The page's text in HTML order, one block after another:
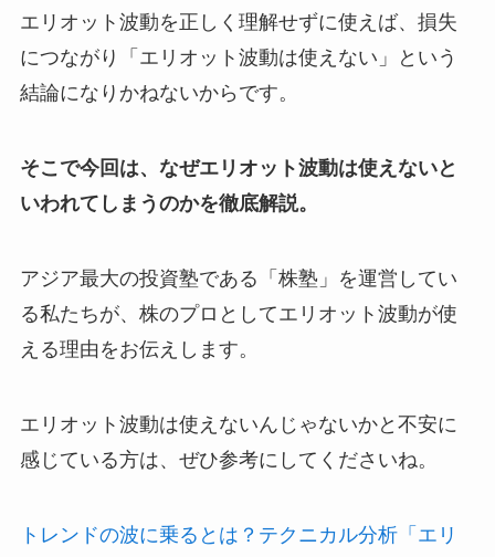
エリオット波動を正しく理解せずに使えば、損失
につながり「エリオット波動は使えない」という
結論になりかねないからです。
そこで今回は、なぜエリオット波動は使えないと
いわれてしまうのかを徹底解説。
アジア最大の投資塾である「株塾」を運営してい
る私たちが、株のプロとしてエリオット波動が使
える理由をお伝えします。
エリオット波動は使えないんじゃないかと不安に
感じている方は、ぜひ参考にしてくださいね。
トレンドの波に乗るとは？テクニカル分析「エリ